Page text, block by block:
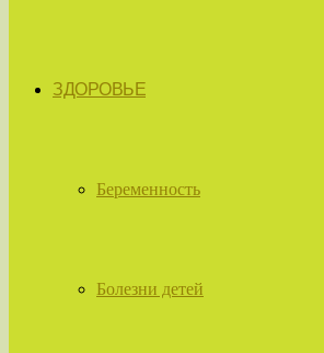
ЗДОРОВЬЕ
Беременность
Болезни детей